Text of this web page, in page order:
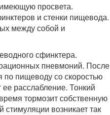
просвета.
и стенки пищевода.
между собой и
сфинктера.
пневмоний. После
по пищеводу со скоростью
расслабление. Тонкий
тормозит собственную
возникает так